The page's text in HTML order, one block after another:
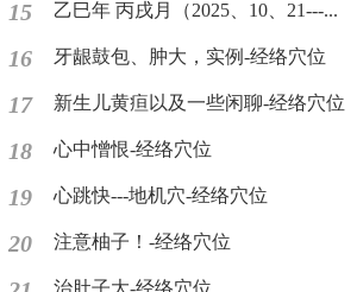
15 乙巳年 丙戌月（2025、10、21---...
16 牙龈鼓包、肿大，实例-经络穴位
17 新生儿黄疸以及一些闲聊-经络穴位
18 心中憎恨-经络穴位
19 心跳快---地机穴-经络穴位
20 注意柚子！-经络穴位
治肚子大-经络穴位